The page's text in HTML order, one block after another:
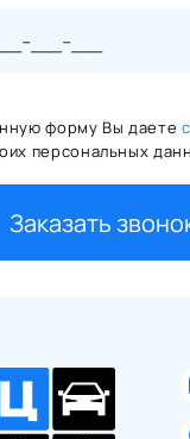
форму Вы даете
персональных
Заказать